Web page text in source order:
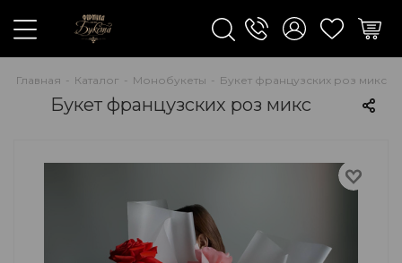
Главная - Каталог - Монобукеты - Букет французских роз микс
Букет французских роз микс